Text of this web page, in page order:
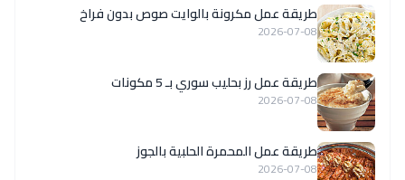
طريقة عمل مكرونة بالوايت صوص بدون فراخ
2026-07-08
طريقة عمل رز بحليب سوري بـ 5 مكونات
2026-07-08
طريقة عمل المحمرة الحلبية بالجوز
2026-07-08